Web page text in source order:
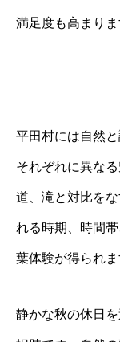
満足度も高まりま
平田村には自然
それぞれに異な
道、滝と対比を
れる時期、時間
葉体験が得られま
静かな秋の休日